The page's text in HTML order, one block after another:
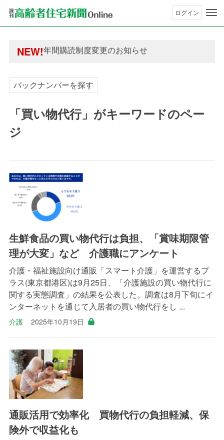
ログイン
NEW!
年間購読制度変更のお知らせ
高齢者住宅新聞 無料会員の皆様へ閲覧本数変更
高齢者住宅新聞 無料会員の皆様へ閲覧本数変更
バックナンバーを探す
「買い物代行」がキーワードのペー
ジ
生鮮食品の買い物代行は負担、「賞味期限管
理が大変」など 介護職にアンケート
介護・福祉施設向け通販「スマート介護」を運営するプ
ラス(東京都港区)は9月25日、「介護施設の買い物代行に
関する実態調査」の結果を公表した。調査は8月下旬にイ
ンターネットを通じて入居者の買い物代行をし ...
介護 2025年10月19日
通販活用で効率化 買物代行の負担軽減、保
険外で収益化も